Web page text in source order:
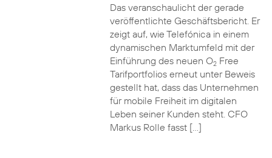
Das veranschaulicht der gerade
veröffentlichte Geschäftsbericht. Er
zeigt auf, wie Telefónica in einem
dynamischen Marktumfeld mit der
Einführung des neuen O2Free
Tarifportfolios erneut unter Beweis
gestellt hat, dass das Unternehmen
für mobile Freiheit im digitalen
Leben seiner Kunden steht. CFO
Markus Rolle fasst […]